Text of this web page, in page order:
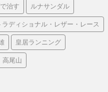
治す ルナサンダル
ディショナル・レザー・レース
皇居ランニング
高尾山